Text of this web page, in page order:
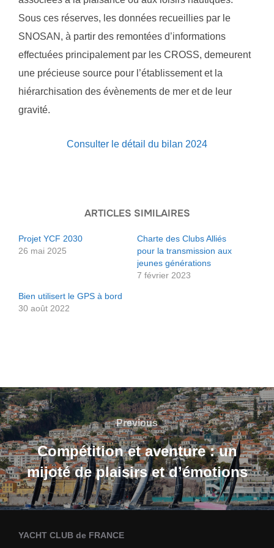
Sous ces réserves, les données recueillies par le
SNOSAN, à partir des remontées d’informations
effectuées principalement par les CROSS, demeurent
une précieuse source pour l’établissement et la
hiérarchisation des évènements de mer et de leur
gravité.
Consulter le détail du bilan 2024
ARTICLES SIMILAIRES
Projet YCF 2030
26 mai 2025
Charte des Clubs Alliés
pour la transmission aux
jeunes générations
7 février 2023
Bien utilisert le GPS à bord
30 août 2022
Navigation
de
l’article
Previous
Previous
Compétition et aventure : un
mijoté de plaisirs et d’émotions
YACHT CLUB de FRANCE